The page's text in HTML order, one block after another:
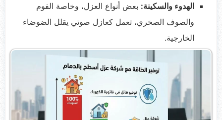
الهدوء والسكينة: بعض أنواع العزل، وخاصة الفوم
والصوف الصخري، تعمل كعازل صوتي يقلل الضوضاء
الخارجية.